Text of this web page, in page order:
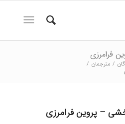
فرامرزی
/ مترجمان /
– پروین فرامرزی